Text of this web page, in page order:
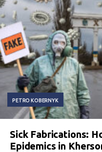
PETRO KOBERNYK
Sick Fabrications:
Epidemics in